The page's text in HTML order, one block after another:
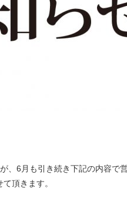
、6月も引き続き下記の内容で
頂きます。